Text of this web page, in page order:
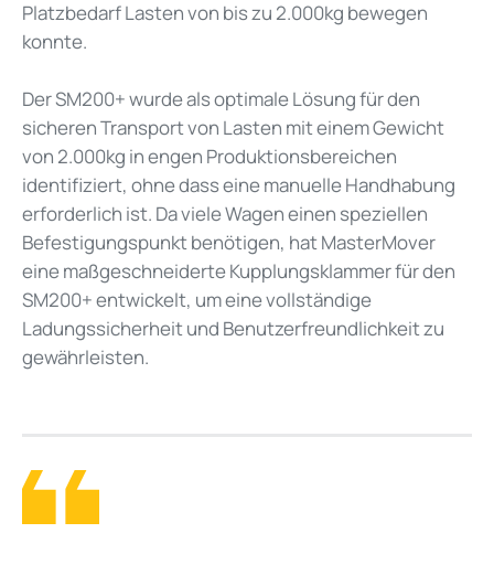
Platzbedarf Lasten von bis zu 2.000kg bewegen
konnte.
Der SM200+ wurde als optimale Lösung für den
sicheren Transport von Lasten mit einem Gewicht
von 2.000kg in engen Produktionsbereichen
identifiziert, ohne dass eine manuelle Handhabung
erforderlich ist. Da viele Wagen einen speziellen
Befestigungspunkt benötigen, hat MasterMover
eine maßgeschneiderte Kupplungsklammer für den
SM200+ entwickelt, um eine vollständige
Ladungssicherheit und Benutzerfreundlichkeit zu
gewährleisten.